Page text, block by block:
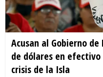
Acusan al Gobierno
de dólares en efectivo
crisis de la Isla